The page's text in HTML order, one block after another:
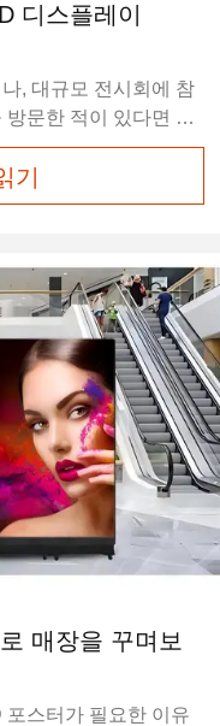
디스플레이
, 대규모 전시회에 참
문한 적이 있다면 아
를 본 적이 있을 것입
동일한 구조에서 동
사할 수 있어 설치 공
속 디자인부터 회전
LED 디스플레이는
에 띄는 시각적 효과
디스플레이LED 디스
, 상점 창문 등에 양
기
매장을 꾸며보
포스터가 필요한 이유